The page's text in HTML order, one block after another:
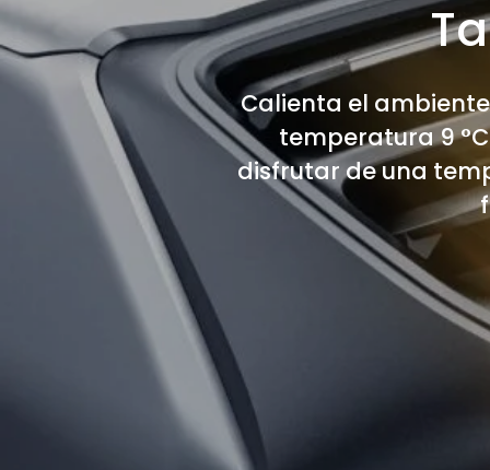
Calienta el
temperatura 9 °C
disfrutar de una